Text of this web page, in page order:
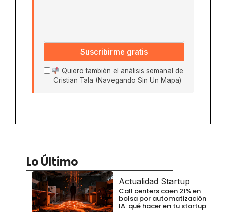
Suscribirme gratis
Quiero también el análisis semanal de
Cristian Tala (Navegando Sin Un Mapa)
Lo Último
Actualidad Startup
Call centers caen 21% en
bolsa por automatización
IA: qué hacer en tu startup